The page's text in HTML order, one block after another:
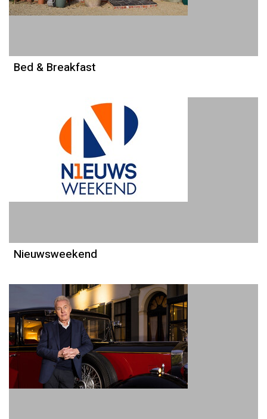
Bed & Breakfast
Nieuwsweekend